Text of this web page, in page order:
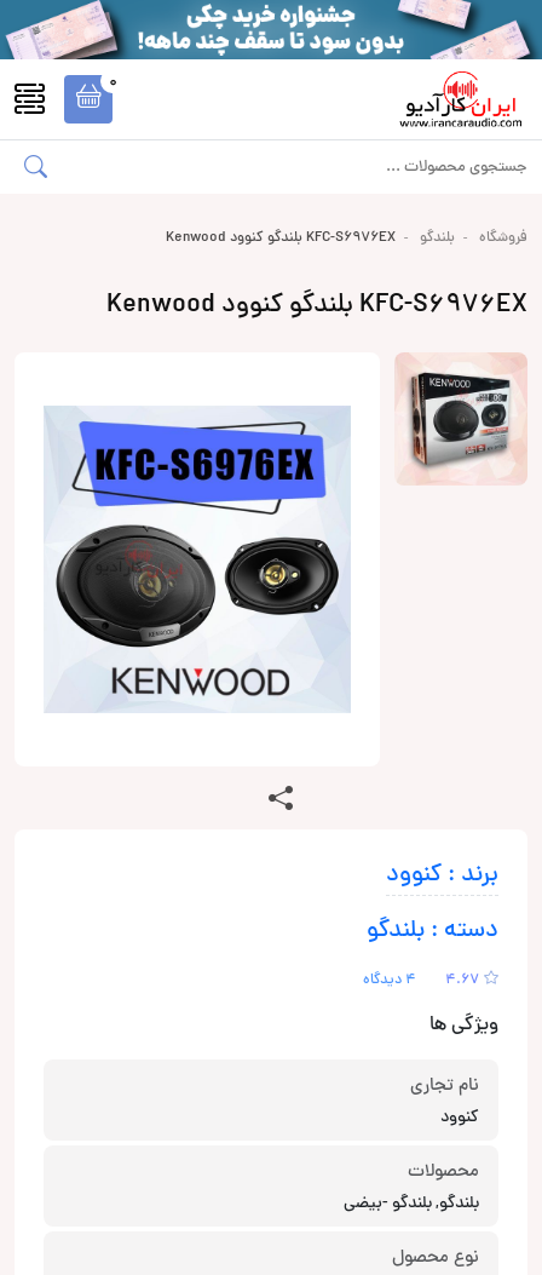
0
فروشگاه بلندگو KFC-S6976EX بلندگو کنوود Kenwood
KFC-S6976EX بلندگو کنوود Kenwood
برند : کنوود
دسته : بلندگو
4.67 4 دیدگاه
ویژگی ها
نام تجاری
کنوود
محصولات
بلندگو, بلندگو -بیضی
نوع محصول